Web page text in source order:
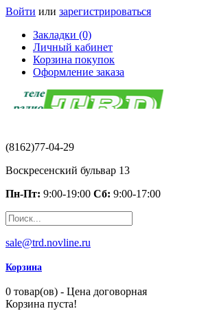
Войти или зарегистрироваться
Закладки (0)
Личный кабинет
Корзина покупок
Оформление заказа
(8162)77-04-29
Воскресенский бульвар 13
Пн-Пт: 9:00-19:00 Сб: 9:00-17:00
sale@trd.novline.ru
Корзина
0 товар(ов) - Цена договорная
Корзина пуста!